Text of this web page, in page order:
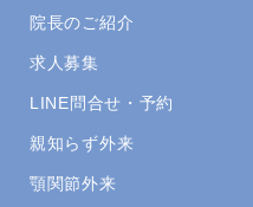
院長のご紹介
求人募集
LINE問合せ・予約
親知らず外来
顎関節外来